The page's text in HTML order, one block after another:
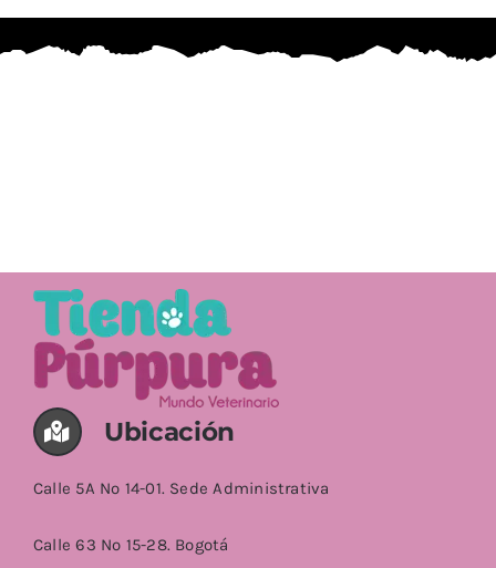
Ubicación
Calle 5A No 14-01. Sede Administrativa
Calle 63 No 15-28. Bogotá